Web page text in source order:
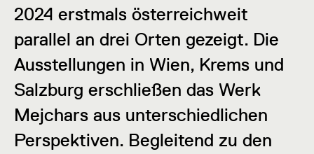
2024 erstmals österreichweit
parallel an drei Orten gezeigt. Die
Ausstellungen in Wien, Krems und
Salzburg erschließen das Werk
Mejchars aus unterschiedlichen
Perspektiven. Begleitend zu den